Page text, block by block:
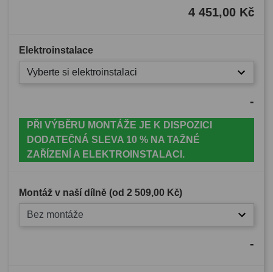
4 451,00 Kč
Elektroinstalace
Vyberte si elektroinstalaci
-
PŘI VÝBĚRU MONTÁŽE JE K DISPOZICI
DODATEČNÁ SLEVA 10 % NA TAŽNÉ
ZAŘÍZENÍ A ELEKTROINSTALACI.
Montáž v naší dílně (od 2 509,00 Kč)
Bez montáže
-